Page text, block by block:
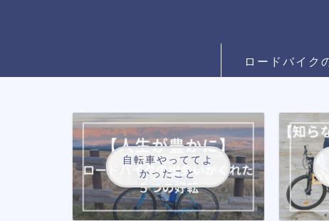
ロードバイク
自転車やっててよ
かったこと